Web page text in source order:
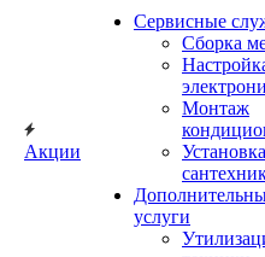
Акции
Сервисные
Сборка
Монтаж
Установка
услуги